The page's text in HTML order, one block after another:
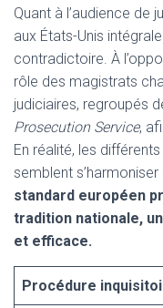
Quant à l’audience de
aux États-Unis
contradictoire. À
rôle des magistrats
judiciaires, regroupés
Prosecution Service,
En réalité, les
semblent
standard européen
tradition nationale,
et efficace.
Procédure